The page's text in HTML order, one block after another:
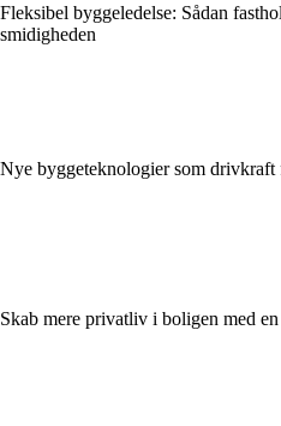
Fleksibel byggeledelse: Sådan
smidigheden
Nye byggeteknologier som
Skab mere privatliv i boligen med